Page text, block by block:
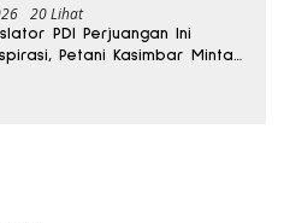
20 Lihat
PDI Perjuangan Ini
Petani Kasimbar Minta